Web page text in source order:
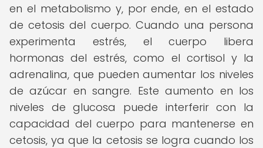
en el metabolismo y, por ende, en el estado
de cetosis del cuerpo. Cuando una persona
experimenta estrés, el cuerpo libera
hormonas del estrés, como el cortisol y la
adrenalina, que pueden aumentar los niveles
de azúcar en sangre. Este aumento en los
niveles de glucosa puede interferir con la
capacidad del cuerpo para mantenerse en
cetosis, ya que la cetosis se logra cuando los